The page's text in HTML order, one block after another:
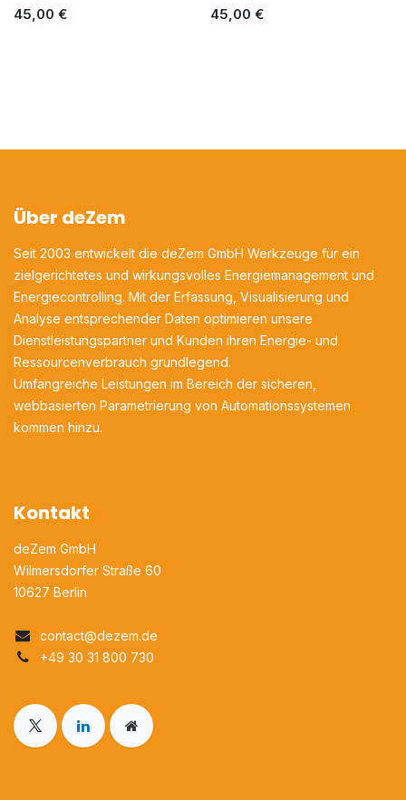
45,00 € 45,00 €
Über deZem
Seit 2003 entwickelt die deZem GmbH Werkzeuge für ein
zielgerichtetes und wirkungsvolles Energiemanagement und
Energiecontrolling. Mit der Erfassung, Visualisierung und
Analyse entsprechender Daten optimieren unsere
Dienstleistungspartner und Kunden ihren Energie- und
Ressourcenverbrauch grundlegend.
Umfangreiche Leistungen im Bereich der sicheren,
webbasierten Parametrierung von Automationssystemen
kommen hinzu.
Kontakt
deZem GmbH
Wilmersdorfer Straße 60
10627 Berlin
contact@dezem.de​
+49 30 31 800 730